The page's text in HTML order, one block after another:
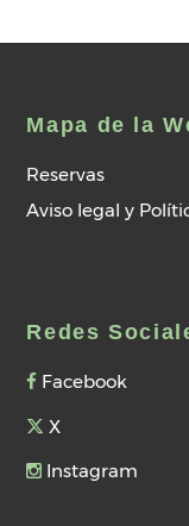
Mapa de la
Reservas
Aviso legal y
Redes
Facebook
X
Instagram